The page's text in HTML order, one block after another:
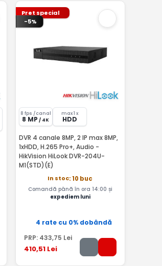
Pret special
-5%
8 fps /canal
8 MP / 4K
max 1 x
HDD
DVR 4 canale 8MP, 2 IP max 8MP,
1xHDD, H.265 Pro+, Audio -
HikVision HiLook DVR-204U-
M1(STD)(E)
In stoc: 10 buc
Comandă până în ora 14:00 și
expediem luni
4 rate cu 0% dobândă
PRP: 433,75 Lei
410,51Lei